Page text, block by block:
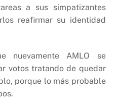
a sus simpatizantes
reafirmar su identidad
nuevamente AMLO se
votos tratando de quedar
porque lo más probable